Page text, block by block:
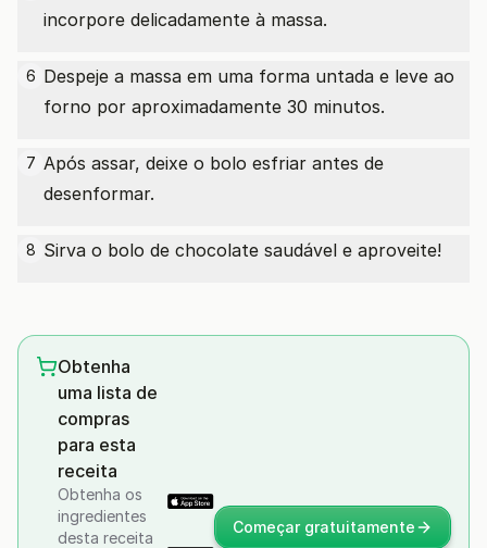
incorpore delicadamente à massa.
6 Despeje a massa em uma forma untada e leve ao
forno por aproximadamente 30 minutos.
7 Após assar, deixe o bolo esfriar antes de
desenformar.
8 Sirva o bolo de chocolate saudável e aproveite!
Obtenha
uma lista de
compras
para esta
receita
Obtenha os
ingredientes
desta receita
Começar gratuitamente